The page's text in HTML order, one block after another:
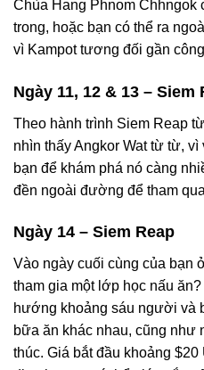
Chùa Hang Phnom Chhngok
trong, hoặc bạn có thể ra
vì Kampot tương đối gần
Ngày 11, 12 & 13 – Siem
Theo hành trình Siem Reap
nhìn thấy Angkor Wat từ từ,
bạn để khám phá nó càng
đền ngoài đường để tham
Ngày 14 – Siem Reap
Vào ngày cuối cùng của bạn
tham gia một lớp học nấu
hướng khoảng sáu người và
bữa ăn khác nhau, cũng như
thúc. Giá bắt đầu khoảng